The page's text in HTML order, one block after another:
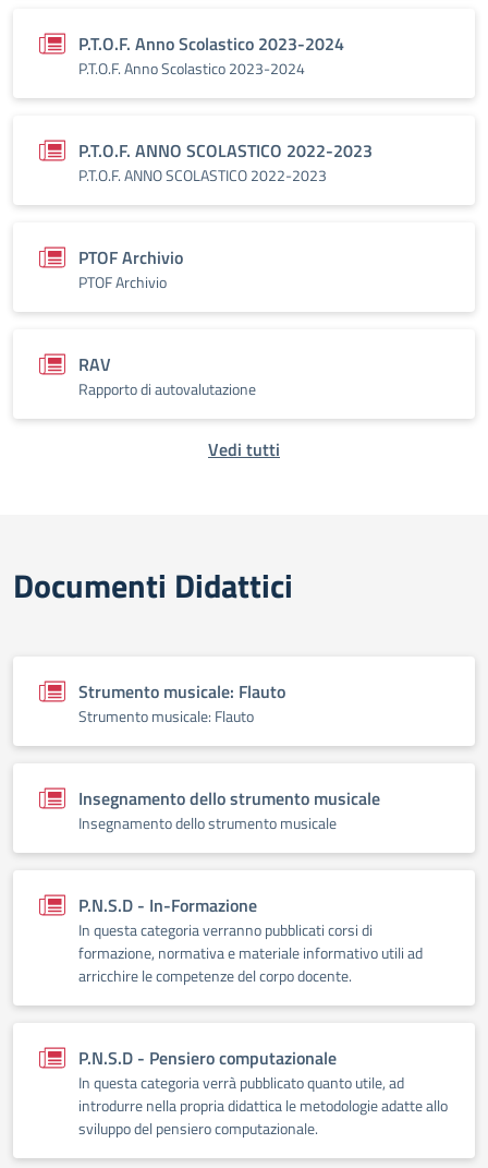
P.T.O.F. Anno Scolastico 2023-2024
P.T.O.F. Anno Scolastico 2023-2024
P.T.O.F. ANNO SCOLASTICO 2022-2023
P.T.O.F. ANNO SCOLASTICO 2022-2023
PTOF Archivio
PTOF Archivio
RAV
Rapporto di autovalutazione
Vedi tutti
Documenti Didattici
Strumento musicale: Flauto
Strumento musicale: Flauto
Insegnamento dello strumento musicale
Insegnamento dello strumento musicale
P.N.S.D - In-Formazione
In questa categoria verranno pubblicati corsi di
formazione, normativa e materiale informativo utili ad
arricchire le competenze del corpo docente.
P.N.S.D - Pensiero computazionale
In questa categoria verrà pubblicato quanto utile, ad
introdurre nella propria didattica le metodologie adatte allo
sviluppo del pensiero computazionale.